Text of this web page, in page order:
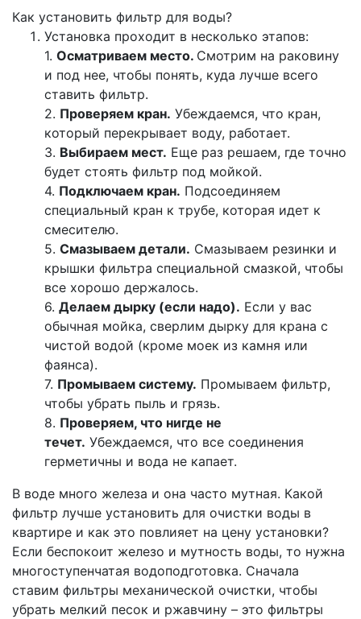
Как установить фильтр для воды?
Установка проходит в несколько этапов:
1. Осматриваем место. Смотрим на раковину
и под нее, чтобы понять, куда лучше всего
ставить фильтр.
2. Проверяем кран. Убеждаемся, что кран,
который перекрывает воду, работает.
3. Выбираем мест. Еще раз решаем, где точно
будет стоять фильтр под мойкой.
4. Подключаем кран. Подсоединяем
специальный кран к трубе, которая идет к
смесителю.
5. Смазываем детали. Смазываем резинки и
крышки фильтра специальной смазкой, чтобы
все хорошо держалось.
6. Делаем дырку (если надо). Если у вас
обычная мойка, сверлим дырку для крана с
чистой водой (кроме моек из камня или
фаянса).
7. Промываем систему. Промываем фильтр,
чтобы убрать пыль и грязь.
8. Проверяем, что нигде не
течет. Убеждаемся, что все соединения
герметичны и вода не капает.
В воде много железа и она часто мутная. Какой
фильтр лучше установить для очистки воды в
квартире и как это повлияет на цену установки?
Если беспокоит железо и мутность воды, то нужна
многоступенчатая водоподготовка. Сначала
ставим фильтры механической очистки, чтобы
убрать мелкий песок и ржавчину – это фильтры